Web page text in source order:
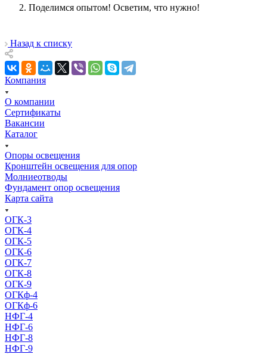
Поделимся опытом! Осветим, что нужно!
Назад к списку
Компания
О компании
Сертификаты
Вакансии
Каталог
Опоры освещения
Кронштейн освещения для опор
Молниеотводы
Фундамент опор освещения
Карта сайта
ОГК-3
ОГК-4
ОГК-5
ОГК-6
ОГК-7
ОГК-8
ОГК-9
ОГКф-4
ОГКф-6
НФГ-4
НФГ-6
НФГ-8
НФГ-9